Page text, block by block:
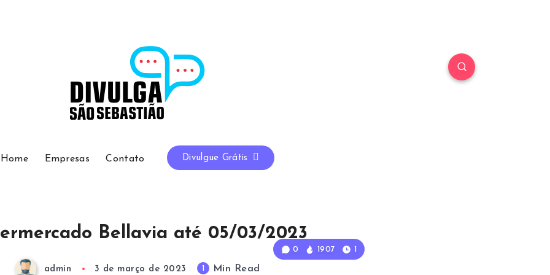
Home Empresas Contato Divulgue Grátis
0 1907 1
Bellavia até 05/03/2023
admin 3 de março de 2023 Min Read